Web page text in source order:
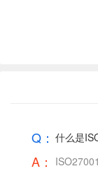
Q： 什么是
A：